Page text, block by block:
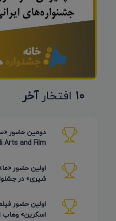
10 افتخارآخر
دومین حضور
Arts and Film
اولین حضور
اولین حضور
اسکرین» وهاب